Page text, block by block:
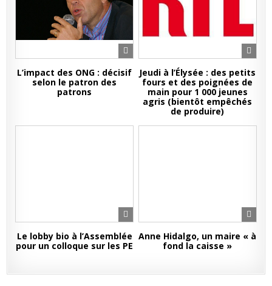
L’impact des ONG : décisif
selon le patron des
patrons
Jeudi à l’Élysée : des petits
fours et des poignées de
main pour 1 000 jeunes
agris (bientôt empêchés
de produire)
Le lobby bio à l’Assemblée
pour un colloque sur les PE
Anne Hidalgo, un maire « à
fond la caisse »